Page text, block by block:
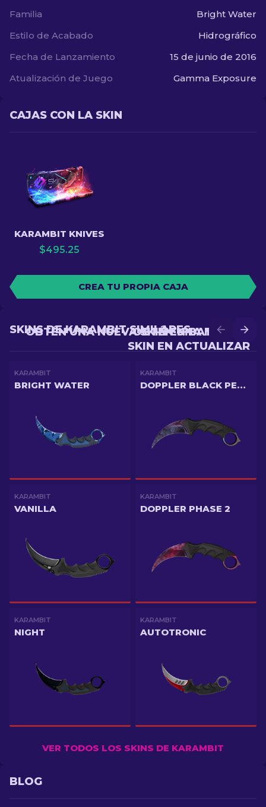
Familia
Bright Water
Estilo de Acabado
Hidrográfico
Fecha de Lanzamiento
15 de junio de 2016
Atualización de Juego
Gamma Exposure
CAJAS CON LA SKIN
KARAMBIT KNIVES
$495.25
CREA TU PROPIA CAJA
OBTÉN UNA MEJOR
SKIN EN ACTUALIZAR
OBTÉN UNA NUEVA SKIN EN BATALLA
SKINS DE KARAMBIT SIMILARES
KARAMBIT
BRIGHT WATER
KARAMBIT
DOPPLER BLACK PEARL
KARAMBIT
VANILLA
KARAMBIT
DOPPLER PHASE 2
KARAMBIT
NIGHT
KARAMBIT
AUTOTRONIC
VER TODOS LOS SKINS DE KARAMBIT
BLOG